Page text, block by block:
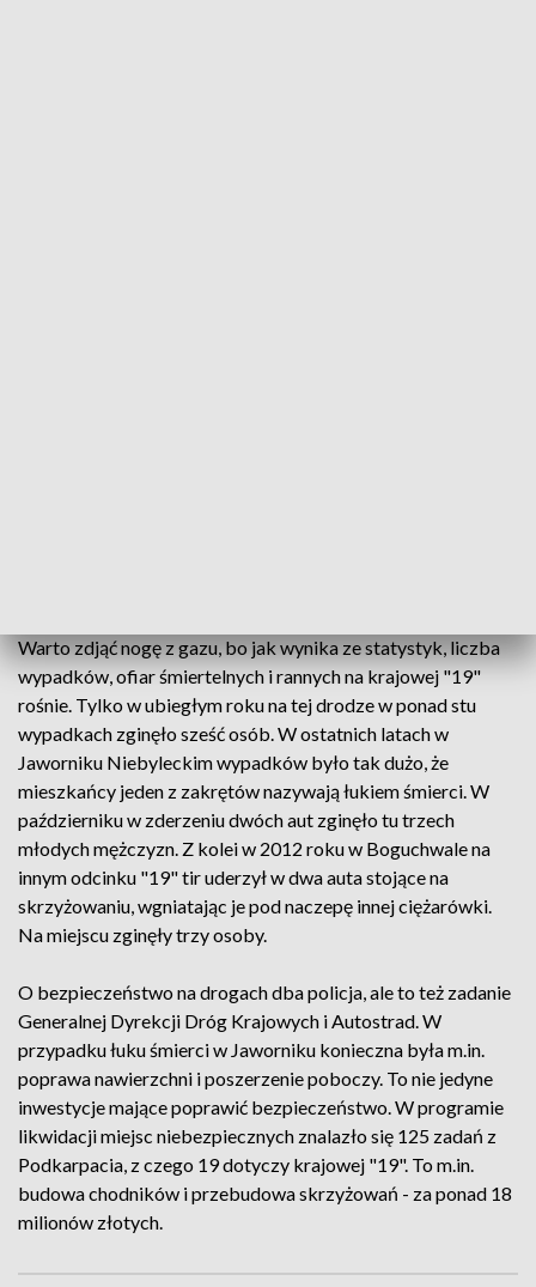
Warto zdjąć nogę z gazu, bo jak wynika ze statystyk, liczba
wypadków, ofiar śmiertelnych i rannych na krajowej "19"
rośnie. Tylko w ubiegłym roku na tej drodze w ponad stu
wypadkach zginęło sześć osób. W ostatnich latach w
Jaworniku Niebyleckim wypadków było tak dużo, że
mieszkańcy jeden z zakrętów nazywają łukiem śmierci. W
październiku w zderzeniu dwóch aut zginęło tu trzech
młodych mężczyzn. Z kolei w 2012 roku w Boguchwale na
innym odcinku "19" tir uderzył w dwa auta stojące na
skrzyżowaniu, wgniatając je pod naczepę innej ciężarówki.
Na miejscu zginęły trzy osoby.
O bezpieczeństwo na drogach dba policja, ale to też zadanie
Generalnej Dyrekcji Dróg Krajowych i Autostrad. W
przypadku łuku śmierci w Jaworniku konieczna była m.in.
poprawa nawierzchni i poszerzenie poboczy. To nie jedyne
inwestycje mające poprawić bezpieczeństwo. W programie
likwidacji miejsc niebezpiecznych znalazło się 125 zadań z
Podkarpacia, z czego 19 dotyczy krajowej "19". To m.in.
budowa chodników i przebudowa skrzyżowań - za ponad 18
milionów złotych.